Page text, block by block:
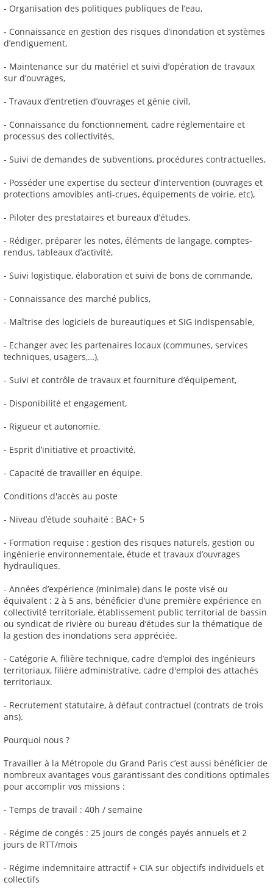
- Organisation des politiques publiques de l’eau,
- Connaissance en gestion des risques d’inondation et systèmes
d’endiguement,
- Maintenance sur du matériel et suivi d’opération de travaux
sur d’ouvrages,
- Travaux d’entretien d’ouvrages et génie civil,
- Connaissance du fonctionnement, cadre réglementaire et
processus des collectivités,
- Suivi de demandes de subventions, procédures contractuelles,
- Posséder une expertise du secteur d’intervention (ouvrages et
protections amovibles anti-crues, équipements de voirie, etc),
- Piloter des prestataires et bureaux d’études,
- Rédiger, préparer les notes, éléments de langage, comptes-
rendus, tableaux d’activité,
- Suivi logistique, élaboration et suivi de bons de commande,
- Connaissance des marché publics,
- Maîtrise des logiciels de bureautiques et SIG indispensable,
- Echanger avec les partenaires locaux (communes, services
techniques, usagers,…),
- Suivi et contrôle de travaux et fourniture d’équipement,
- Disponibilité et engagement,
- Rigueur et autonomie,
- Esprit d’initiative et proactivité,
- Capacité de travailler en équipe.
Conditions d'accès au poste
- Niveau d’étude souhaité : BAC+ 5
- Formation requise : gestion des risques naturels, gestion ou
ingénierie environnementale, étude et travaux d’ouvrages
hydrauliques.
- Années d’expérience (minimale) dans le poste visé ou
équivalent : 2 à 5 ans, bénéficier d’une première expérience en
collectivité́ territoriale, établissement public territorial de bassin
ou syndicat de rivière ou bureau d’études sur la thématique de
la gestion des inondations sera appréciée.
- Catégorie A, filière technique, cadre d’emploi des ingénieurs
territoriaux, filière administrative, cadre d'emploi des attachés
territoriaux.
- Recrutement statutaire, à défaut contractuel (contrats de trois
ans).
Pourquoi nous ?
Travailler à la Métropole du Grand Paris c’est aussi bénéficier de
nombreux avantages vous garantissant des conditions optimales
pour accomplir vos missions :
- Temps de travail : 40h / semaine
- Régime de congés : 25 jours de congés payés annuels et 2
jours de RTT/mois
- Régime indemnitaire attractif + CIA sur objectifs individuels et
collectifs